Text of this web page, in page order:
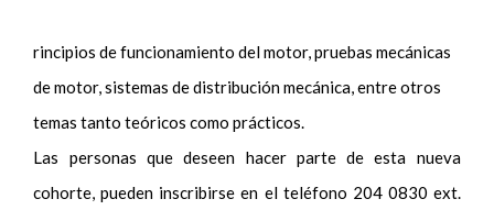
rincipios de funcionamiento del motor, pruebas mecánicas
de motor, sistemas de distribución mecánica, entre otros
temas tanto teóricos como prácticos.
Las personas que deseen hacer parte de esta nueva
cohorte, pueden inscribirse en el teléfono 204 0830 ext.